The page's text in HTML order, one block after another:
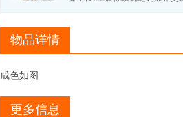
物品详情
成色如图
更多信息